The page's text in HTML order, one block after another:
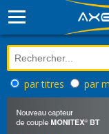
par titres par